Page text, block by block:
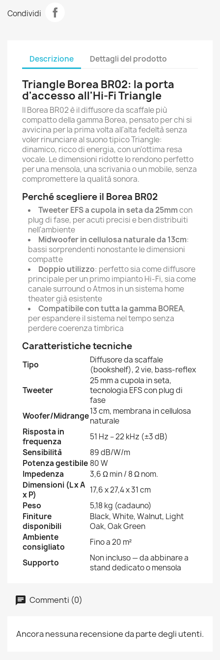
Condividi
Descrizione Dettagli del prodotto
Triangle Borea BR02: la porta
d'accesso all'Hi-Fi Triangle
Il Borea BR02 è il diffusore da scaffale più
compatto della gamma Borea, pensato per chi si
avvicina per la prima volta all'alta fedeltà senza
voler rinunciare al suono tipico Triangle:
dinamico, ricco di energia, con un'ottima resa
vocale. Le dimensioni ridotte lo rendono perfetto
per una mensola, una scrivania o un mobile, senza
compromettere la qualità sonora.
Perché scegliere il Borea BR02
Tweeter EFS a cupola in seta da 25mmcon
plug di fase, per acuti precisi e ben distribuiti
nell'ambiente
Midwoofer in cellulosa naturale da 13cm:
bassi sorprendenti nonostante le dimensioni
compatte
Doppio utilizzo: perfetto sia come diffusore
principale per un primo impianto Hi-Fi, sia come
canale surround o Atmos in un sistema home
theater già esistente
Compatibile con tutta la gamma BOREA,
per espandere il sistema nel tempo senza
perdere coerenza timbrica
Caratteristiche tecniche
Tipo
Diffusore da scaffale
(bookshelf), 2 vie, bass-reflex
Tweeter
25 mm a cupola in seta,
tecnologia EFS con plug di
fase
Woofer/Midrange13 cm, membrana in cellulosa
naturale
Risposta in
frequenza
51 Hz – 22 kHz (±3 dB)
Sensibilità
89 dB/W/m
Potenza gestibile 80 W
Impedenza
3,6 Ω min / 8 Ω nom.
Dimensioni (L x A
x P)
17,6 x 27,4 x 31 cm
Peso
5,18 kg (cadauno)
Finiture
disponibili
Black, White, Walnut, Light
Oak, Oak Green
Ambiente
consigliato
Fino a 20 m²
Supporto
Non incluso — da abbinare a
stand dedicato o mensola
Commenti (0)
Ancora nessuna recensione da parte degli utenti.